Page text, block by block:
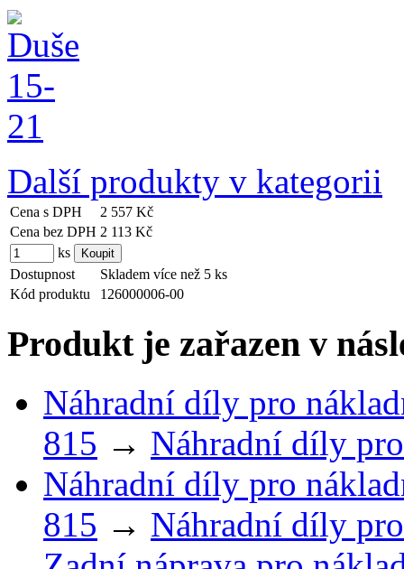
Další produkty v kategorii
Cena s DPH
2 557 Kč
Cena bez DPH 2 113 Kč
ks
Dostupnost
Skladem více než 5 ks
Kód produktu
126000006-00
Produkt je zařazen v
Náhradní díly pro
815 → Náhradní díly
Náhradní díly pro
815 → Náhradní díly